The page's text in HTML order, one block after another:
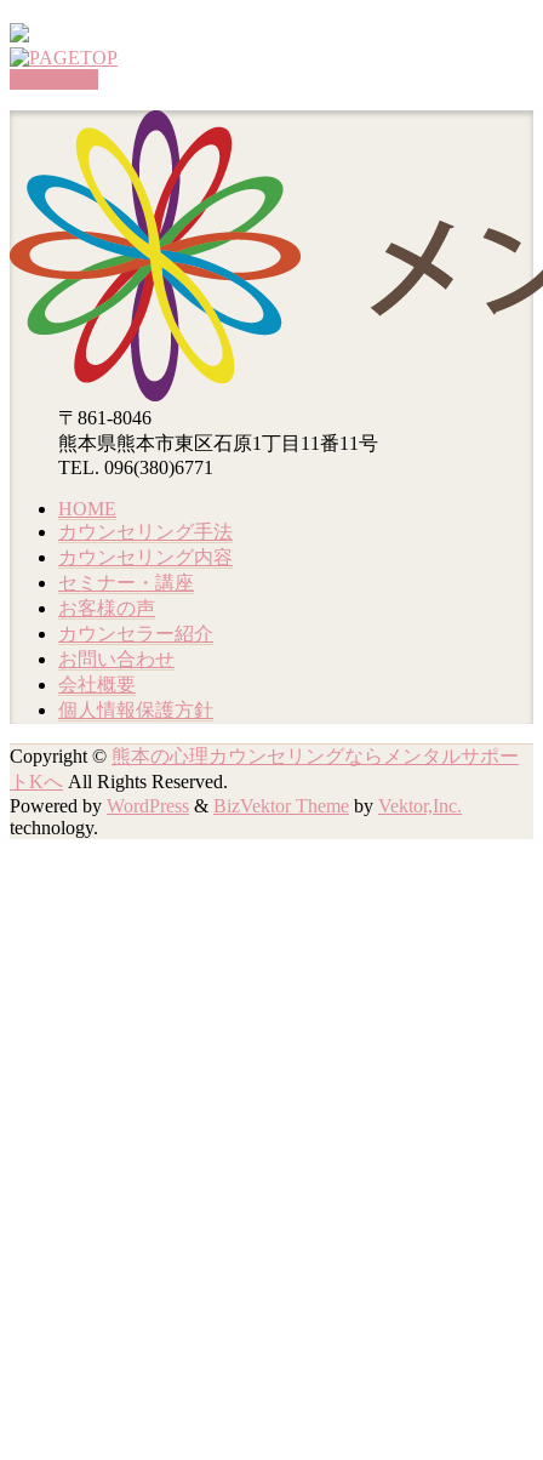
〒861-8046
熊本県熊本市東区石原1丁目11番11号
TEL. 096(380)6771
HOME
カウンセリング手法
カウンセリング内容
セミナー・講座
お客様の声
カウンセラー紹介
お問い合わせ
会社概要
個人情報保護方針
Copyright © 熊本の心理カウンセリングならメンタルサポー
トKへ All Rights Reserved.
Powered by WordPress & BizVektor Theme by Vektor,Inc.
technology.